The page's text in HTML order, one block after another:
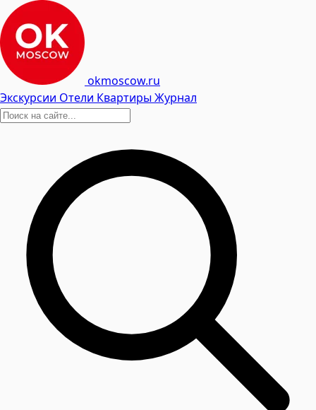
okmoscow.ru
Экскурсии Отели КвартирыЖурнал